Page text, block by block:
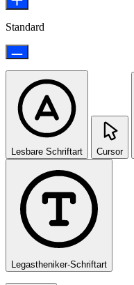
Standard
Lesbare Schriftart Cursor
Legastheniker-Schriftart